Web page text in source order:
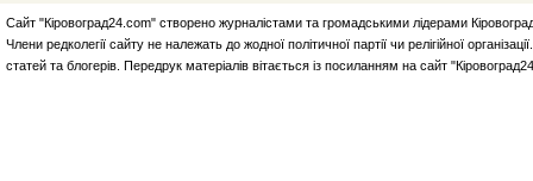
Сайт "Кіровоград24.com" створено журналістами та громадськими лідерами
Члени редколегії сайту не належать до жодної політичної партії чи релігійної
статей та блогерів. Передрук матеріалів вітається із посиланням на сайт